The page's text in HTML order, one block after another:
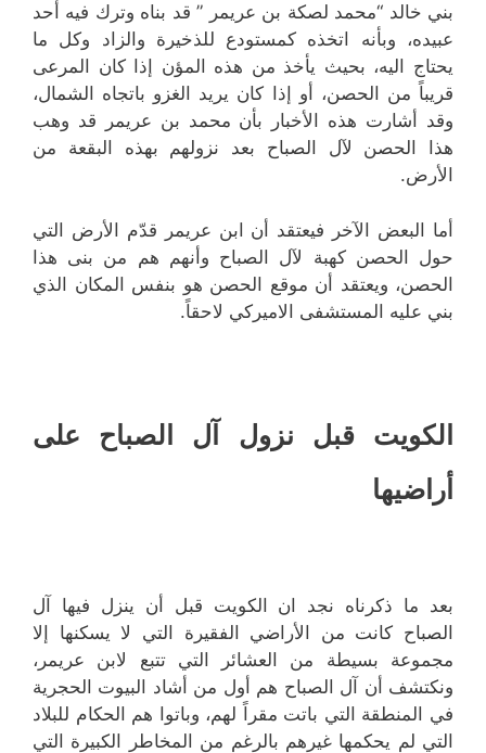
بني خالد “محمد لصكة بن عريمر ” قد بناه وترك فيه أحد
عبيده، وبأنه اتخذه كمستودع للذخيرة والزاد وكل ما
يحتاج اليه، بحيث يأخذ من هذه المؤن إذا كان المرعى
قريباً من الحصن، أو إذا كان يريد الغزو باتجاه الشمال،
وقد أشارت هذه الأخبار بأن محمد بن عريمر قد وهب
هذا الحصن لآل الصباح بعد نزولهم بهذه البقعة من
الأرض.
أما البعض الآخر فيعتقد أن ابن عريمر قدّم الأرض التي
حول الحصن كهبة لآل الصباح وأنهم هم من بنى هذا
الحصن، ويعتقد أن موقع الحصن هو بنفس المكان الذي
بني عليه المستشفى الاميركي لاحقاً.
الكويت قبل نزول آل الصباح على
أراضيها
بعد ما ذكرناه نجد ان الكويت قبل أن ينزل فيها آل
الصباح كانت من الأراضي الفقيرة التي لا يسكنها إلا
مجموعة بسيطة من العشائر التي تتبع لابن عريمر،
ونكتشف أن آل الصباح هم أول من أشاد البيوت الحجرية
في المنطقة التي باتت مقراً لهم، وباتوا هم الحكام للبلاد
التي لم يحكمها غيرهم بالرغم من المخاطر الكبيرة التي